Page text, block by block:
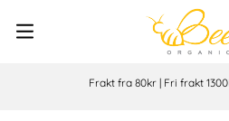
Frakt fra 80kr | Fri frakt